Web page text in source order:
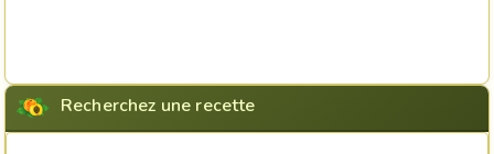
Recherchez une recette